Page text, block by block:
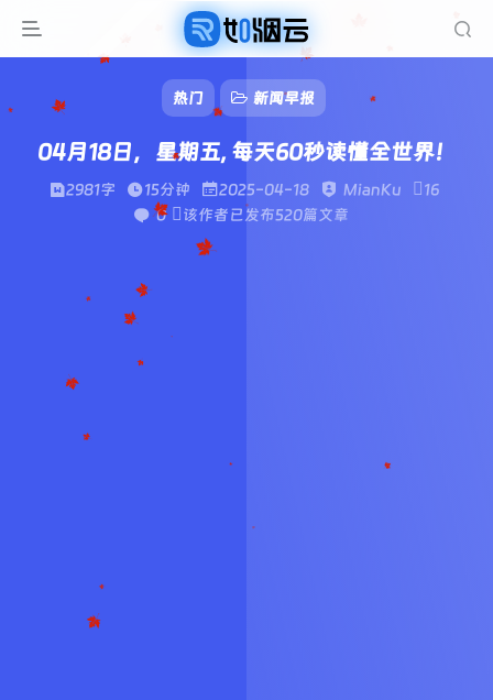
热门 新闻早报
04月18日，星期五, 每天60秒读懂全世界！
2981字 15分钟 2025-04-18 MianKu
16
0
该作者已发布520篇文章